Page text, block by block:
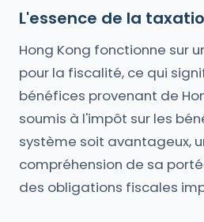
L'essence de la
Hong Kong fonctionne sur
pour la fiscalité, ce qui
bénéfices provenant de
soumis à l'impôt sur les
système soit avantageux,
compréhension de sa
des obligations fiscales